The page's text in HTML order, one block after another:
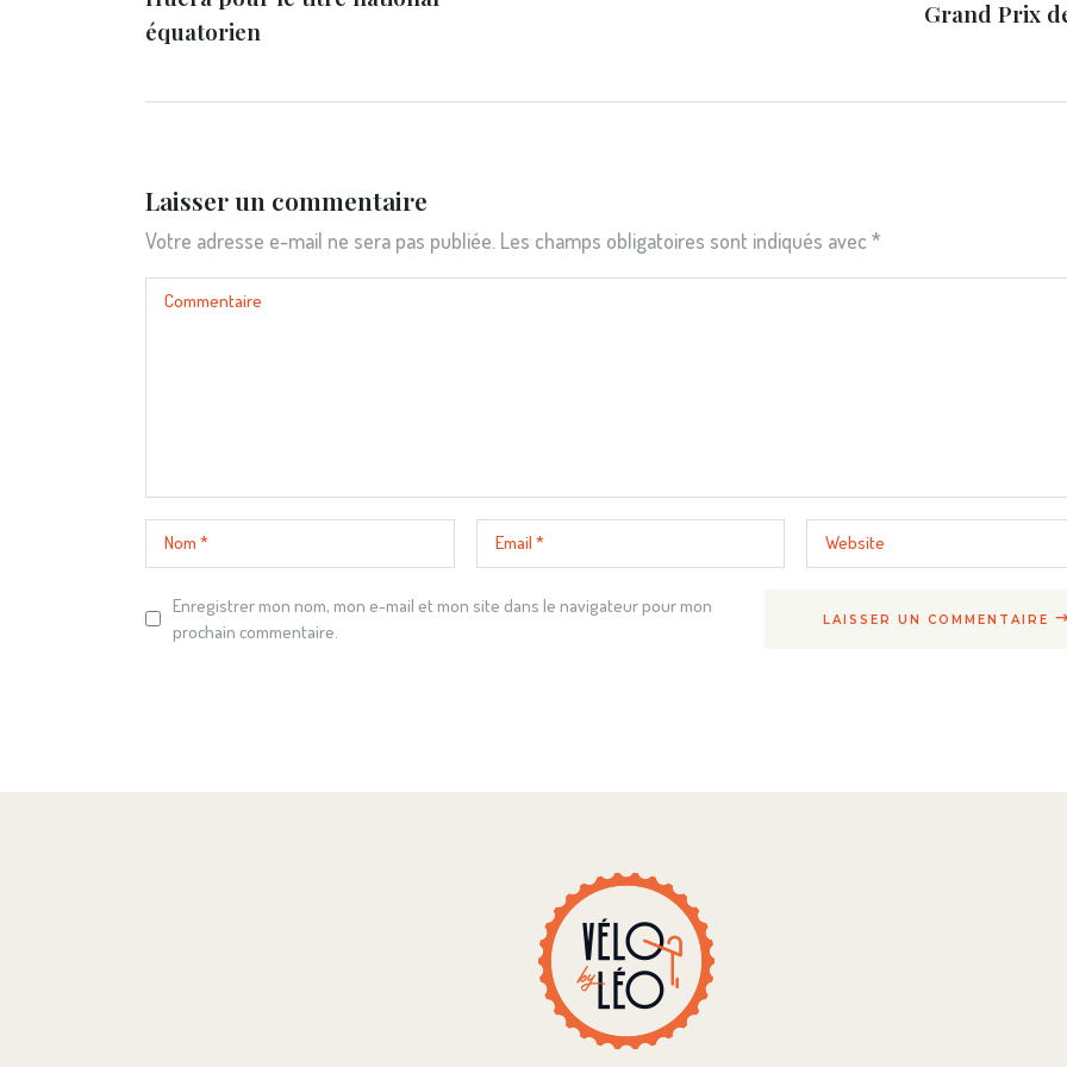
équatorien
Grand Prix
Laisser un commentaire
Votre adresse e-mail ne sera pas publiée. Les champs obligatoires sont indiqués avec*
Enregistrer mon nom, mon e-mail et mon site dans le navigateur pour mon
prochain commentaire.
LAISSER UN COMMENTAIRE